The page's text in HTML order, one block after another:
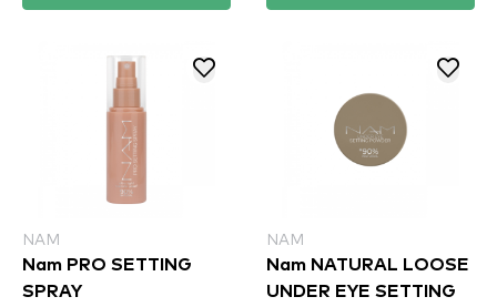
NAM
Nam PRO SETTING
SPRAY
NAM
Nam NATURAL LOOSE
UNDER EYE SETTING